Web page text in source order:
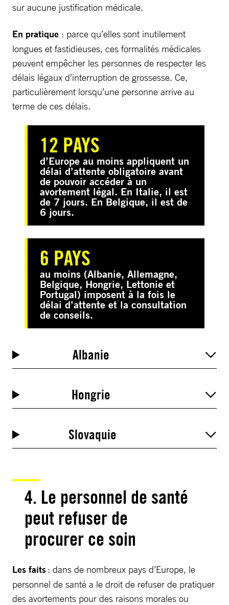
sur aucune justification médicale.
En pratique : parce qu’elles sont inutilement
longues et fastidieuses, ces formalités médicales
peuvent empêcher les personnes de respecter les
délais légaux d’interruption de grossesse. Ce,
particulièrement lorsqu’une personne arrive au
terme de ces délais.
12 PAYS
d’Europe au moins appliquent un
délai d’attente obligatoire avant
de pouvoir accéder à un
avortement légal. En Italie, il est
de 7 jours. En Belgique, il est de
6 jours.
6 PAYS
au moins (Albanie, Allemagne,
Belgique, Hongrie, Lettonie et
Portugal) imposent à la fois le
délai d’attente et la consultation
de conseils.
Albanie
Hongrie
Slovaquie
4. Le personnel de santé
peut refuser de
procurer ce soin
Les faits: dans de nombreux pays d’Europe, le
personnel de santé a le droit de refuser de pratiquer
des avortements pour des raisons morales ou